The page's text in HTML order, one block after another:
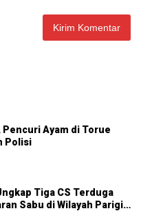
Pencuri Ayam di Torue
Polisi
Tiga CS Terduga
Sabu di Wilayah Parigi